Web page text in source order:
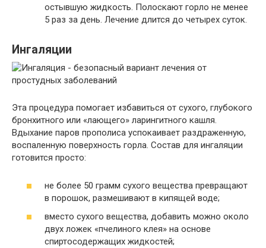
остывшую жидкость. Полоскают горло не менее
5 раз за день. Лечение длится до четырех суток.
Ингаляции
Эта процедура помогает избавиться от сухого, глубокого
бронхитного или «лающего» ларингитного кашля.
Вдыхание паров прополиса успокаивает раздраженную,
воспаленную поверхность горла. Состав для ингаляции
готовится просто:
не более 50 грамм сухого вещества превращают
в порошок, размешивают в кипящей воде;
вместо сухого вещества, добавить можно около
двух ложек «пчелиного клея» на основе
спиртосодержащих жидкостей;